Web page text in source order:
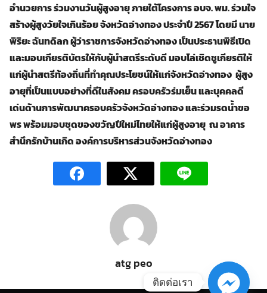
Search
for: Search
อำนวยการ ร่วมงานวันผู้สูงอายุ ภายใต้โครงการ อบจ. พม. ร่วมใจ
สร้างผู้สูงวัยใจเกินร้อย จังหวัดอ่างทอง ประจำปี 2567 โดยมี นาย
พิริยะฉันทดิลก ผู้ว่าราชการจังหวัดอ่างทอง เป็นประธานพิธีเปิด
และมอบเกียรติบัตรให้กับผู้นำสตรีระดับดี มอบโล่เชิดชูเกียรติให้
แก่ผู้นำสตรีท้องถิ่นที่ทำคุณประโยชน์ให้แก่จังหวัดอ่างทอง ผู้สูง
อายุที่เป็นแบบอย่างที่ดีในสังคม ครอบครัวร่มเย็น และบุคคลดี
เด่นด้านการพัฒนาครอบครัวจังหวัดอ่างทอง และร่วมรดน้ำขอ
พร พร้อมมอบชุดของขวัญปีใหม่ไทยให้แก่ผู้สูงอายุ ณ อาคาร
สำนึกรักบ้านเกิด องค์การบริหารส่วนจังหวัดอ่างทอง
atg peo
ติดต่อเรา